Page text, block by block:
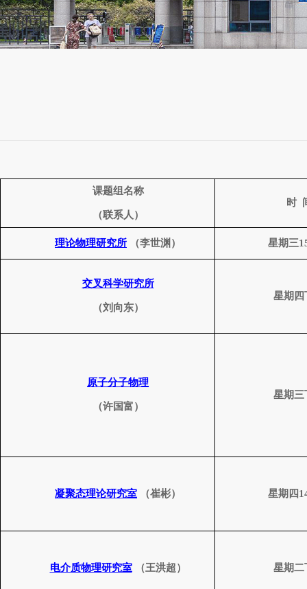
课题组名称
（联系人）
时
理论物理研究所 （李世渊） 星期三
交叉科学研究所
（刘向东）
星期四
原子分子物理
（许国富）
星期三
凝聚态理论研究室 （崔彬） 星期四
电介质物理研究室 （王洪超） 星期二